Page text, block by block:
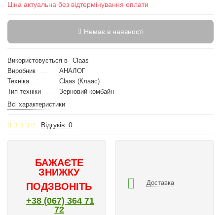
Ціна актуальна без відтермінування оплати
Немає в наявності
Використовується в
Claas
Виробник
АНАЛОГ
Техніка
Claas (Клаас)
Тип техніки
Зерновий комбайн
Всі характеристики
Відгуків: 0
БАЖАЄТЕ
ЗНИЖКУ
ПОДЗВОНІТЬ
+38 (067) 364 71
72
Доставка